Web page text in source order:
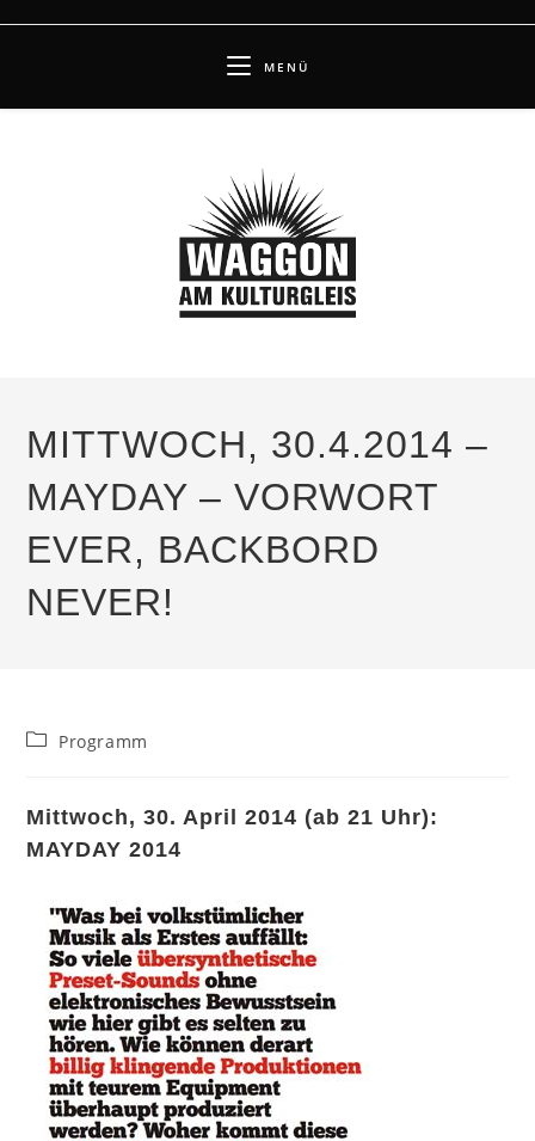
MENÜ
MITTWOCH, 30.4.2014 –
MAYDAY – VORWORT
EVER, BACKBORD
NEVER!
Beitrags-
Programm
Mittwoch, 30. April 2014 (ab 21 Uhr):
MAYDAY 2014